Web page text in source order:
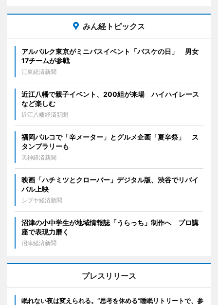
みん経トピックス
アルバルク東京がミニバスイベント「バスケの日」 男女
17チームが参戦
江東経済新聞
近江八幡で親子イベント、200組が来場 ハイハイレース
など楽しむ
近江八幡経済新聞
福岡パルコで「辛メーター」とグルメ企画「夏辛祭」 ス
タンプラリーも
天神経済新聞
映画「ハチミツとクローバー」デジタル版、渋谷でリバイ
バル上映
シブヤ経済新聞
沼津の小中学生が地域情報誌「うらっち」制作へ プロ講
座で表現力磨く
沼津経済新聞
プレスリリース
眠れない夜は変えられる。“思考を休める”睡眠リトリートで、参